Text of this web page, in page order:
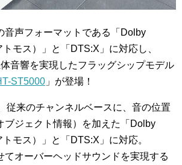
音声フォーマットである「 Dolby
モス）
」と「 DTS:X 」に対応し、
音響を実現したフラッグシップモデル
ST5000 」が登場！
従来のチャンネルベースに、音の位置
ジェクト情報）を加えた「 Dolby
モス）
」と「 DTS:X 」に対応。
てオーバーヘッドサウンドを実現する